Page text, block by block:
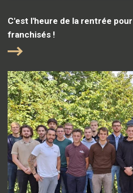
C'est l'heure de la rentrée
franchisés !